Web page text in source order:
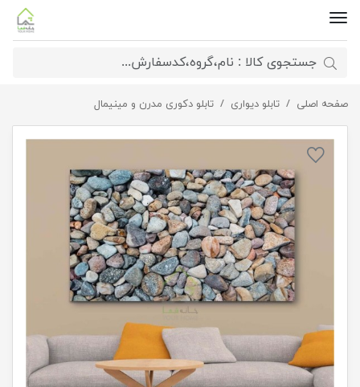
صفحه اصلی تابلو دیواری تابلو دکوری مدرن و مینیمالتابلو دیواری طرح سنگ های رنگی